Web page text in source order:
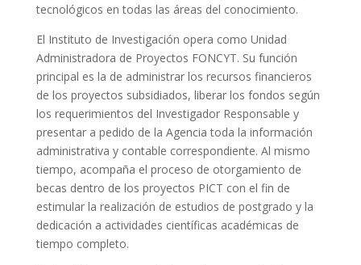
tecnológicos en todas las áreas del conocimiento.
El Instituto de Investigación opera como Unidad
Administradora de Proyectos FONCYT. Su función
principal es la de administrar los recursos financieros
de los proyectos subsidiados, liberar los fondos según
los requerimientos del Investigador Responsable y
presentar a pedido de la Agencia toda la información
administrativa y contable correspondiente. Al mismo
tiempo, acompaña el proceso de otorgamiento de
becas dentro de los proyectos PICT con el fin de
estimular la realización de estudios de postgrado y la
dedicación a actividades científicas académicas de
tiempo completo.